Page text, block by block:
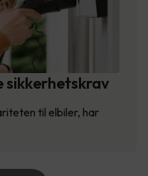
sikkerhetskrav
til elbiler, har